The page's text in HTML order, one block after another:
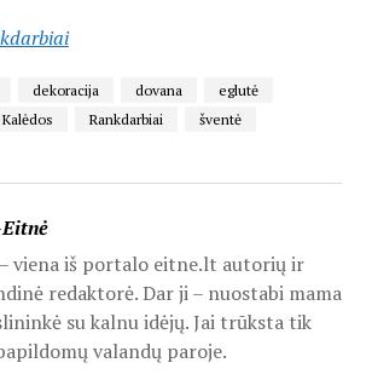
dekoracija dovana
eglutė
Kalėdos Rankdarbiai
šventė
viena iš portalo eitne.lt autorių ir
redaktorė. Dar ji – nuostabi mama
su kalnu idėjų. Jai trūksta tik
valandų paroje.